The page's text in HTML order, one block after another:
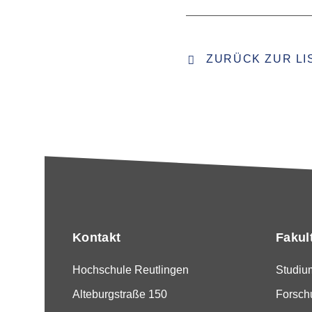
ZURÜCK ZUR
Kontakt
Hochschule Reutlingen
Alteburgstraße 150